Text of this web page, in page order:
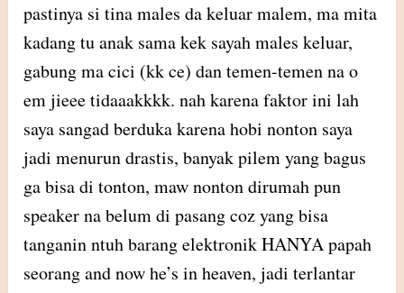
pastinya si tina males da keluar malem, ma mita
kadang tu anak sama kek sayah males keluar,
gabung ma cici (kk ce) dan temen-temen na o
em jieee tidaaakkkk. nah karena faktor ini lah
saya sangad berduka karena hobi nonton saya
jadi menurun drastis, banyak pilem yang bagus
ga bisa di tonton, maw nonton dirumah pun
speaker na belum di pasang coz yang bisa
tanganin ntuh barang elektronik HANYA papah
seorang and now he’s in heaven, jadi terlantar